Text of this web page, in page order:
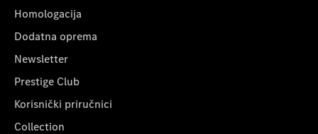
Homologacija
Dodatna oprema
Newsletter
Prestige Club
Korisnički priručnici
Collection